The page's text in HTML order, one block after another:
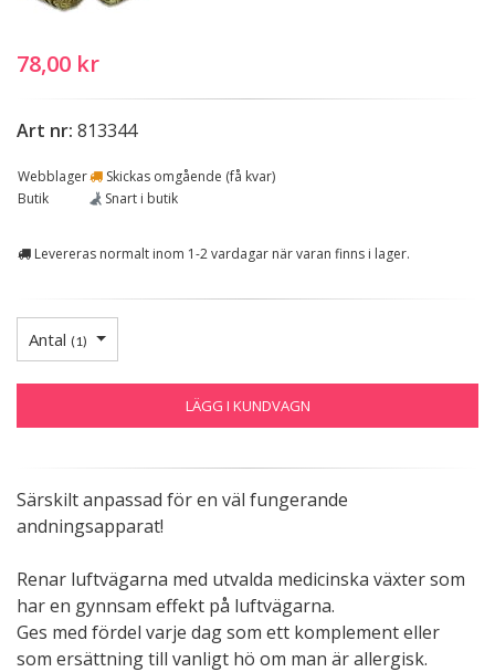
78,00 kr
Art nr: 813344
Webblager
Skickas omgående (få kvar)
Butik
Snart i butik
Levereras normalt inom 1-2 vardagar när varan finns i lager.
Antal (1)
LÄGG I KUNDVAGN
Särskilt anpassad för en väl fungerande
andningsapparat!
Renar luftvägarna med utvalda medicinska växter som
har en gynnsam effekt på luftvägarna.
Ges med fördel varje dag som ett komplement eller
som ersättning till vanligt hö om man är allergisk.